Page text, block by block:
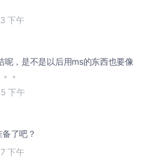
下午
呢，是不是以后用ms的东西也要像
。
下午
了吧？
下午